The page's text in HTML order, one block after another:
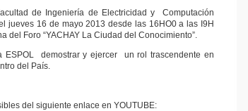
de Ingeniería de Electricidad y Computación
jueves 16 de mayo 2013 desde las 16HO0 a las I9H
del Foro “YACHAY La Ciudad del Conocimiento”.
ESPOL demostrar y ejercer un rol trascendente en
del País.
del siguiente enlace en YOUTUBE: